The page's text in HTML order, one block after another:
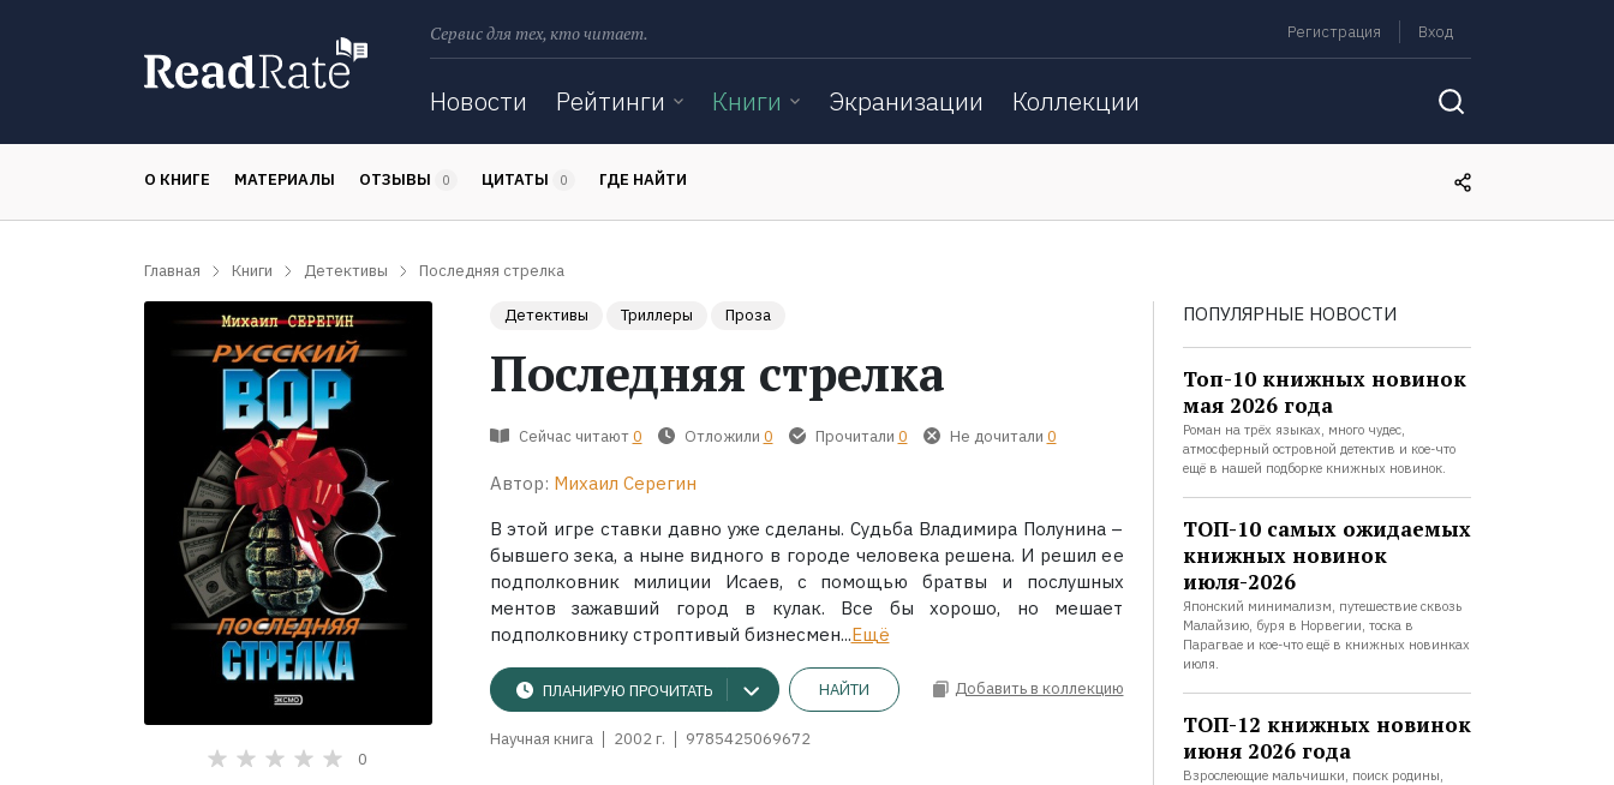
Сервис для тех, кто читает. Регистрация Вход
Новости Рейтинги Книги Экранизации Коллекции
О КНИГЕ МАТЕРИАЛЫ ОТЗЫВЫ 0 ЦИТАТЫ 0 ГДЕ НАЙТИ
Главная Книги Детективы Последняя стрелка
0
Детективы Триллеры Проза
Последняя стрелка
Сейчас читают 0 Отложили 0 Прочитали 0 Не дочитали 0
Автор: Михаил Серегин
В этой игре ставки давно уже сделаны. Судьба Владимира Полунина –
бывшего зека, а ныне видного в городе человека решена. И решил ее
подполковник милиции Исаев, с помощью братвы и послушных
ментов зажавший город в кулак. Все бы хорошо, но мешает
подполковнику строптивый бизнесмен...Ещё
ПЛАНИРУЮ ПРОЧИТАТЬ НАЙТИ Добавить в коллекцию
Научная книга 2002 г. 9785425069672
ПОПУЛЯРНЫЕ НОВОСТИ
Топ-10 книжных новинок
мая 2026 года
Роман на трёх языках, много чудес,
атмосферный островной детектив и кое-что
ещё в нашей подборке книжных новинок.
ТОП-10 самых ожидаемых
книжных новинок
июля-2026
Японский минимализм, путешествие сквозь
Малайзию, буря в Норвегии, тоска в
Парагвае и кое-что ещё в книжных новинках
июля.
ТОП-12 книжных новинок
июня 2026 года
Взрослеющие мальчишки, поиск родины,